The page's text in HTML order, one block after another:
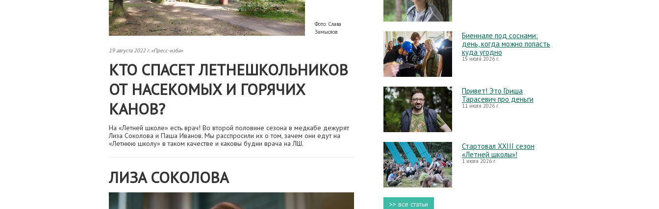
Фото: Слава
Замыслов
19 августа 2022 г. «Пресс-изба»
КТО СПАСЕТ ЛЕТНЕШКОЛЬНИКОВ
ОТ НАСЕКОМЫХ И ГОРЯЧИХ
КАНОВ?
На «Летней школе» есть врач! Во второй половине сезона в медкабе дежурят
Лиза Соколова и Паша Иванов. Мы расспросили их о том, зачем они едут на
«Летнюю школу» в таком качестве и каковы будни врача на ЛШ.
ЛИЗА СОКОЛОВА
Биеннале под соснами:
день, когда можно попасть
куда угодно
15 июля 2026 г.
Привет! Это Гриша
Тарасевич про деньги
11 июля 2026 г.
Стартовал XXIII сезон
«Летней школы»!
1 июля 2026 г.
>> все статьи